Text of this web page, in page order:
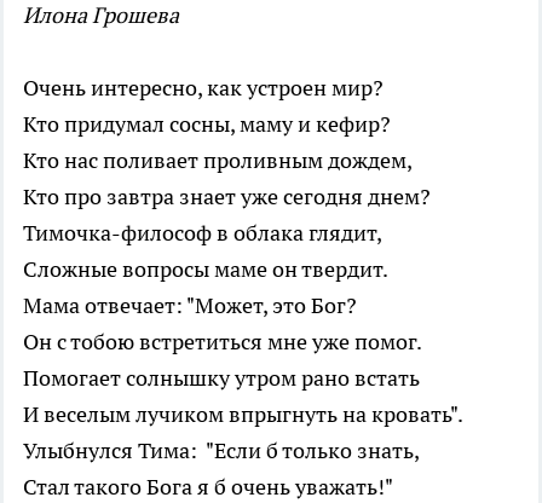
Илона Грошева
Очень интересно, как устроен мир?
Кто придумал сосны, маму и кефир?
Кто нас поливает проливным дождем,
Кто про завтра знает уже сегодня днем?
Тимочка-философ в облака глядит,
Сложные вопросы маме он твердит.
Мама отвечает: "Может, это Бог?
Он с тобою встретиться мне уже помог.
Помогает солнышку утром рано встать
И веселым лучиком впрыгнуть на кровать".
Улыбнулся Тима: "Если б только знать,
Стал такого Бога я б очень уважать!"